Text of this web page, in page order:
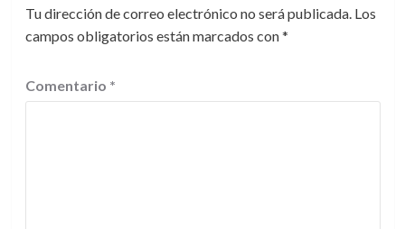
Tu dirección de correo electrónico no será publicada. Los
campos obligatorios están marcados con*
Comentario *